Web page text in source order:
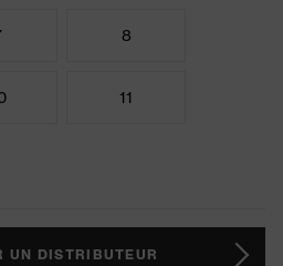
8
11
UN DISTRIBUTEUR